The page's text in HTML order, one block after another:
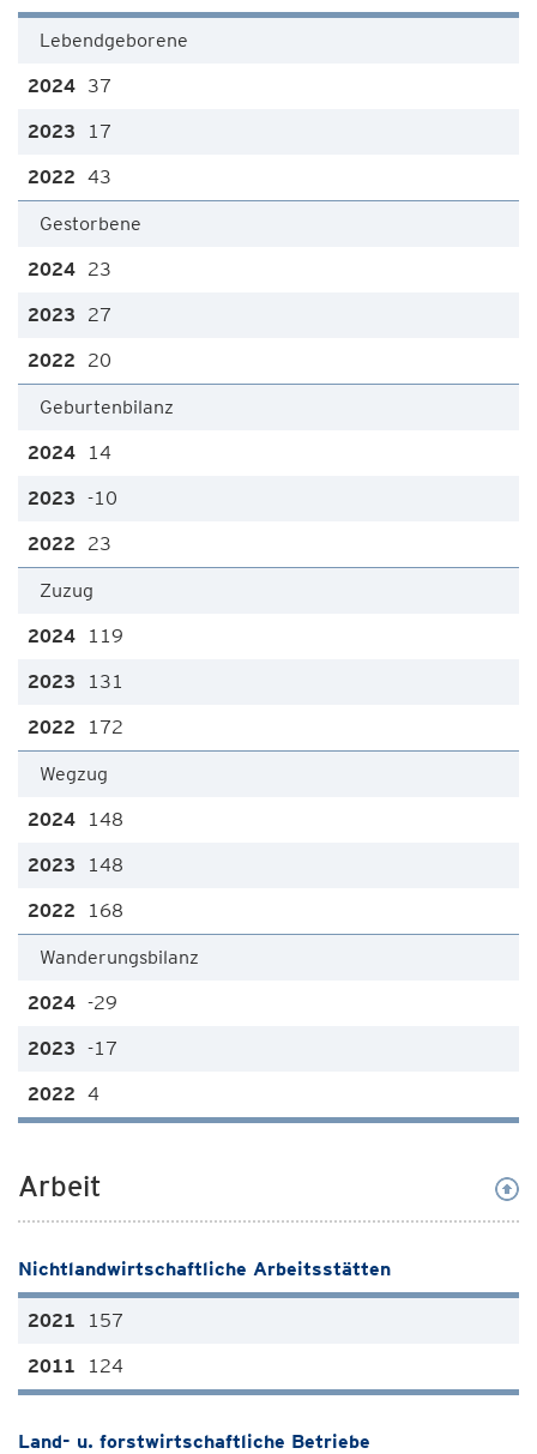
Lebendgeborene
37
17
43
Gestorbene
23
27
20
Geburtenbilanz
14
-10
23
Zuzug
119
131
172
Wegzug
148
148
168
Wanderungsbilanz
-29
-17
4
Arbeit
Nichtlandwirtschaftliche Arbeitsstätten
157
124
Land- u. forstwirtschaftliche Betriebe